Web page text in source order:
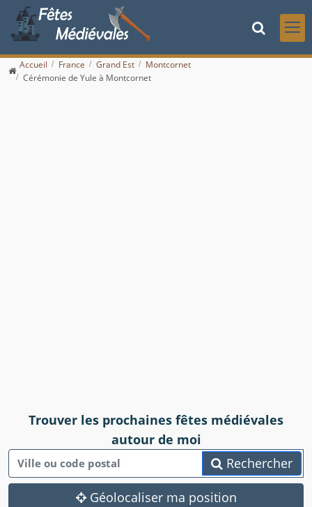
Accueil France Grand Est
Montcornet
Cérémonie de Yule à Montcornet
Trouver les prochaines fêtes médiévales
autour de moi
Rechercher
Géolocaliser ma position